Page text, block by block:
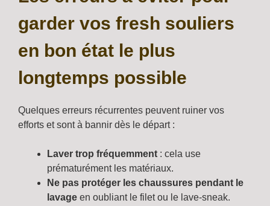
garder vos fresh souliers
en bon état le plus
longtemps possible
Quelques erreurs récurrentes peuvent ruiner vos
efforts et sont à bannir dès le départ :
Laver trop fréquemment : cela use
prématurément les matériaux.
Ne pas protéger les chaussures pendant le
lavage en oubliant le filet ou le lave-sneak.